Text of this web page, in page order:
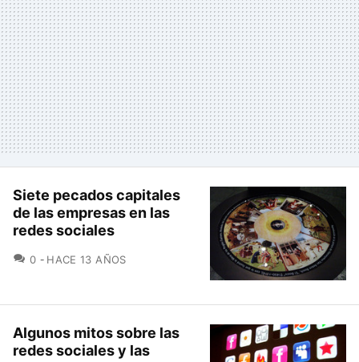
Siete pecados capitales
de las empresas en las
redes sociales
0 COMENTARIOS
HACE 13 AÑOS
Algunos mitos sobre las
redes sociales y las